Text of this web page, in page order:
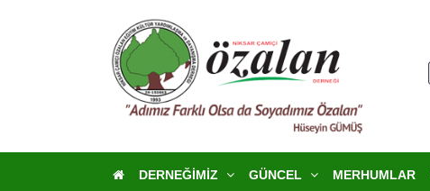
DERNEĞIMIZ GÜNCEL MERHUMLAR